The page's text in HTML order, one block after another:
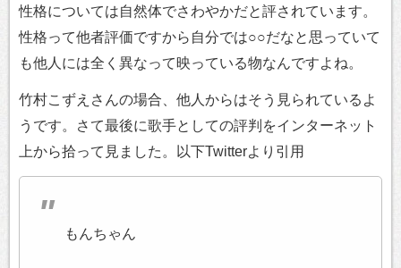
性格については自然体でさわやかだと評されています。
性格って他者評価ですから自分では○○だなと思っていて
も他人には全く異なって映っている物なんですよね。
竹村こずえさんの場合、他人からはそう見られているよ
うです。さて最後に歌手としての評判をインターネット
上から拾って見ました。以下Twitterより引用
もんちゃん